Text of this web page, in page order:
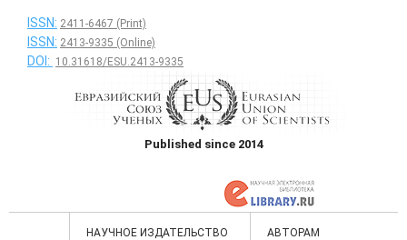
ISSN: 2411-6467 (Print)
ISSN: 2413-9335 (Online)
DOI: 10.31618/ESU.2413-9335
Published since 2014
НАУЧНОЕ ИЗДАТЕЛЬСТВО АВТОРАМ